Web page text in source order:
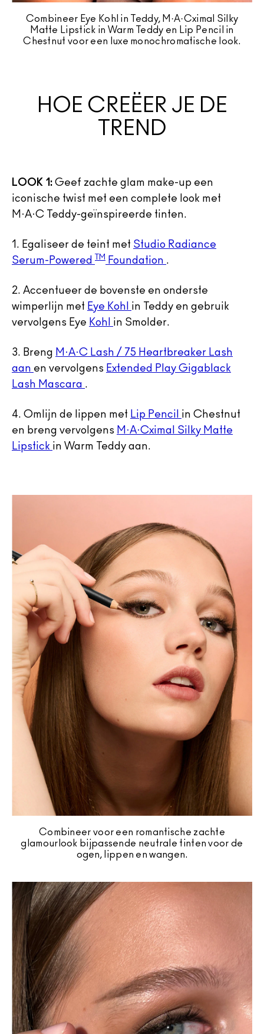
Combineer Eye Kohl in Teddy, M·A·Cximal Silky
Matte Lipstick in Warm Teddy en Lip Pencil in
Chestnut voor een luxe monochromatische look.
HOE CREËER JE DE
TREND
LOOK 1: Geef zachte glam make-up een
iconische twist met een complete look met
M·A·C Teddy-geïnspireerde tinten.
1. Egaliseer de teint met Studio Radiance
Serum-Powered
TM Foundation .
2. Accentueer de bovenste en onderste
wimperlijn met Eye Kohl in Teddy en gebruik
vervolgens Eye Kohl in Smolder.
3. Breng M·A·C Lash / 75 Heartbreaker Lash
aan en vervolgens Extended Play Gigablack
Lash Mascara .
4. Omlijn de lippen met Lip Pencil in Chestnut
en breng vervolgens M·A·Cximal Silky Matte
Lipstick in Warm Teddy aan.
Combineer voor een romantische zachte
glamourlook bijpassende neutrale tinten voor de
ogen, lippen en wangen.